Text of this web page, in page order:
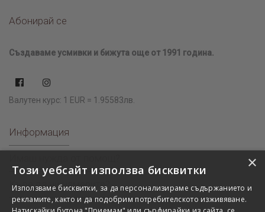
Абонирай се
Създаваме усмивки и бижута още от 1991 година.
Валутен курс: 1 EUR = 1.95583лв.
Информация
Къде да ни намерите?
×
Този уебсайт използва бисквитки
Използваме бисквитки, за да персонализираме съдържанието и
рекламите, както и да подобрим потребителското изживяване.